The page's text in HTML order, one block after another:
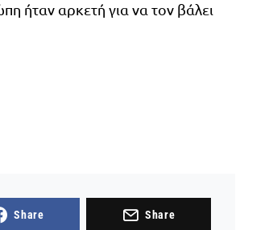
ήταν αρκετή για να τον βάλει
Share Share